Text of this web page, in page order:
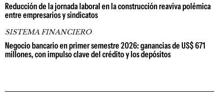
Reducción de la jornada laboral en la construcción reaviva polémica
entre empresarios y sindicatos
SISTEMA FINANCIERO
Negocio bancario en primer semestre 2026: ganancias de US$ 671
millones, con impulso clave del crédito y los depósitos